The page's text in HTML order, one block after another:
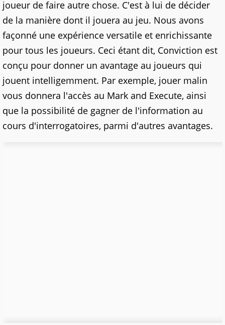
joueur de faire autre chose. C'est à lui de décider
de la manière dont il jouera au jeu. Nous avons
façonné une expérience versatile et enrichissante
pour tous les joueurs. Ceci étant dit, Conviction est
conçu pour donner un avantage au joueurs qui
jouent intelligemment. Par exemple, jouer malin
vous donnera l'accès au Mark and Execute, ainsi
que la possibilité de gagner de l'information au
cours d'interrogatoires, parmi d'autres avantages.